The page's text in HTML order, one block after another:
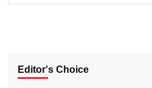
Editor's Choice